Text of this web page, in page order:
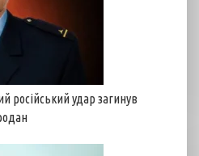
російський удар загинув